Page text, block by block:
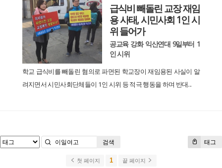
급식비 빼돌린 교장 재임
용 사태, 시민사회 1인 시
위 들어가
공교육 강화 익산연대 9일부터 1
인 시위
학교 급식비를 빼돌린 혐의로 파면된 학교장이 재임용된 사실이 알
려지면서 시민사회단체들이 1인 시위 등 적극 행동을 하며 반대...
태그
검색
첫 페이지 1 끝 페이지